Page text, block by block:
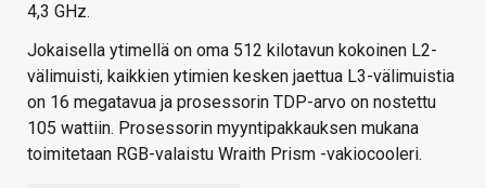
4,3 GHz.
Jokaisella ytimellä on oma 512 kilotavun kokoinen L2-
välimuisti, kaikkien ytimien kesken jaettua L3-välimuistia
on 16 megatavua ja prosessorin TDP-arvo on nostettu
105 wattiin. Prosessorin myyntipakkauksen mukana
toimitetaan RGB-valaistu Wraith Prism -vakiocooleri.